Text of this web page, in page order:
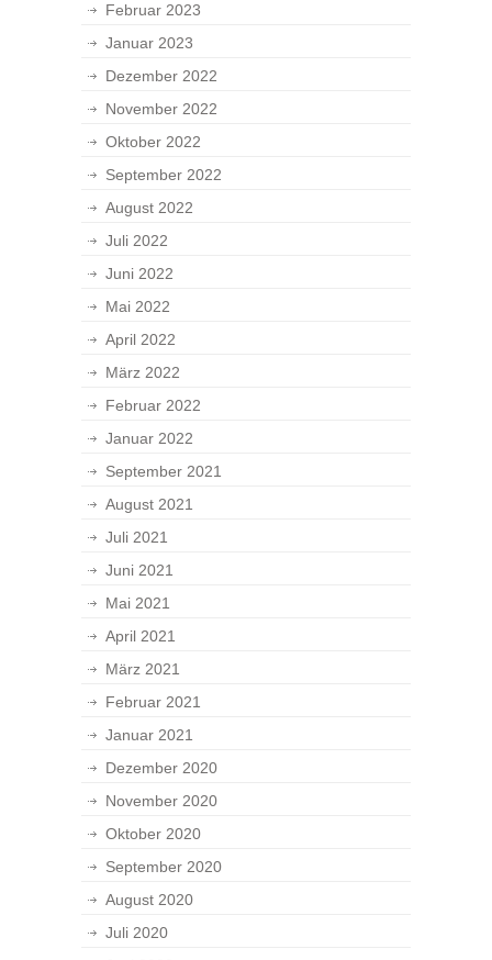
Februar 2023
Januar 2023
Dezember 2022
November 2022
Oktober 2022
September 2022
August 2022
Juli 2022
Juni 2022
Mai 2022
April 2022
März 2022
Februar 2022
Januar 2022
September 2021
August 2021
Juli 2021
Juni 2021
Mai 2021
April 2021
März 2021
Februar 2021
Januar 2021
Dezember 2020
November 2020
Oktober 2020
September 2020
August 2020
Juli 2020